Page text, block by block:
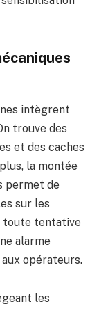
intègrent
trouve des
et des caches
la montée
permet de
sur les
toute tentative
alarme
opérateurs.
les